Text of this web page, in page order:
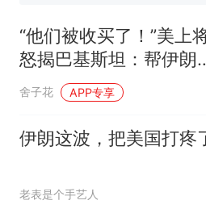
官方通报
享界G9车
43.98万起
那个在
人生
“他们被收买了！”美上
怒揭巴基斯坦：帮伊朗
戏，误导美国！
舍子花 APP专享
伊朗这波，把美国打疼
老表是个手艺人